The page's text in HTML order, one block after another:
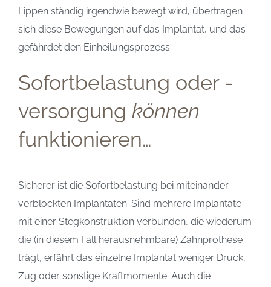
Lippen ständig irgendwie bewegt wird, übertragen
sich diese Bewegungen auf das Implantat, und das
gefährdet den Einheilungsprozess.
Sofortbelastung oder -
versorgung können
funktionieren…
Sicherer ist die Sofortbelastung bei miteinander
verblockten Implantaten: Sind mehrere Implantate
mit einer Stegkonstruktion verbunden, die wiederum
die (in diesem Fall herausnehmbare) Zahnprothese
trägt, erfährt das einzelne Implantat weniger Druck,
Zug oder sonstige Kraftmomente. Auch die